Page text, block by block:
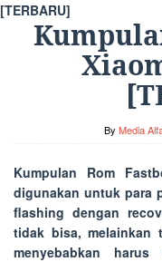
[TERBARU]
By Media
Kumpulan Rom
digunakan untuk para
flashing dengan
tidak bisa, melainkan
menyebabkan